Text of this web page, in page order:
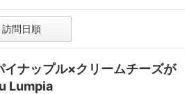
訪問日順
イナップル×クリームチーズが
Lumpia